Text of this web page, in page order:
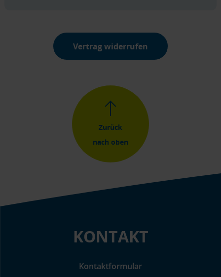
Vertrag widerrufen
KONTAKT
Kontaktformular
Zurück
nach oben